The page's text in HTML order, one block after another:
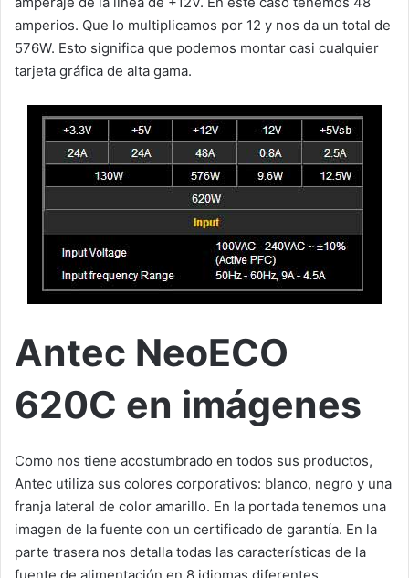
amperios. Que lo multiplicamos por 12 y nos da un total de
576W. Esto significa que podemos montar casi cualquier
tarjeta gráfica de alta gama.
Antec NeoECO
620C en imágenes
Como nos tiene acostumbrado en todos sus productos,
Antec utiliza sus colores corporativos: blanco, negro y una
franja lateral de color amarillo. En la portada tenemos una
imagen de la fuente con un certificado de garantía. En la
parte trasera nos detalla todas las características de la